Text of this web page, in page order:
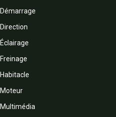
Démarrage
Direction
Éclairage
Freinage
Habitacle
Moteur
Multimédia